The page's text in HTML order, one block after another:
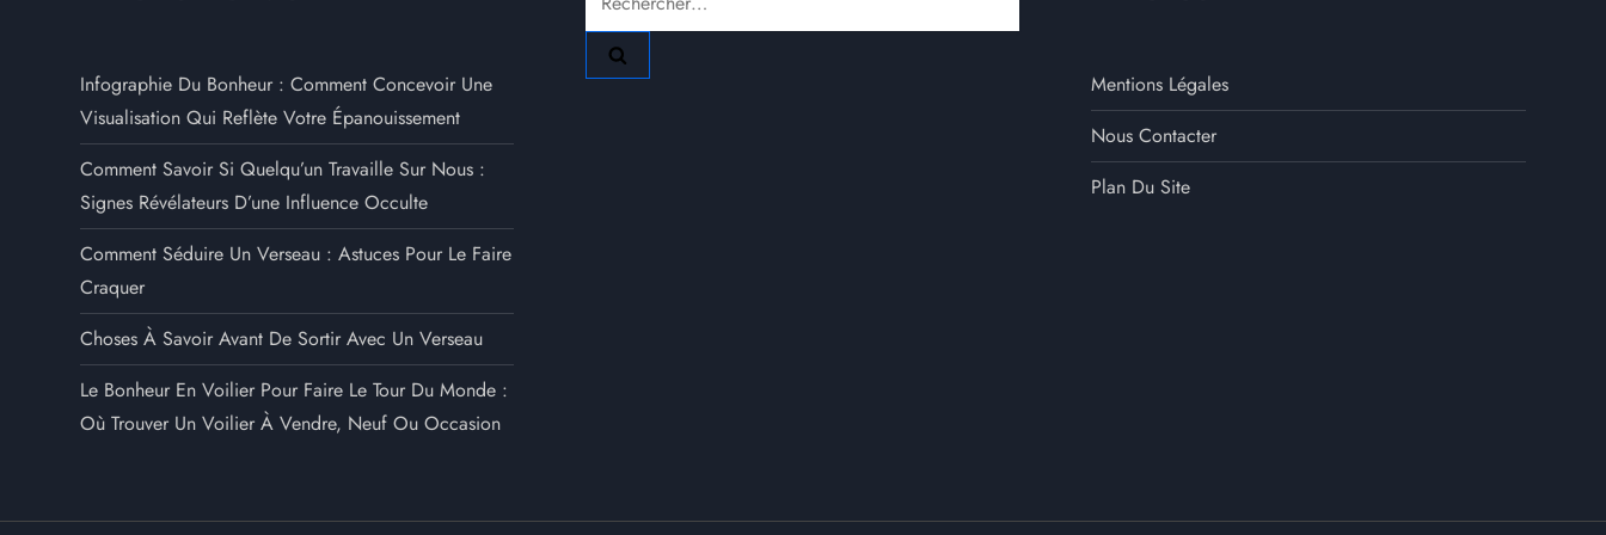
Infographie Du Bonheur : Comment Concevoir Une
Visualisation Qui Reflète Votre Épanouissement
Comment Savoir Si Quelqu’un Travaille Sur Nous :
Signes Révélateurs D’une Influence Occulte
Comment Séduire Un Verseau : Astuces Pour Le Faire
Craquer
Choses À Savoir Avant De Sortir Avec Un Verseau
Le Bonheur En Voilier Pour Faire Le Tour Du Monde :
Où Trouver Un Voilier À Vendre, Neuf Ou Occasion
Mentions Légales
Nous Contacter
Plan Du Site